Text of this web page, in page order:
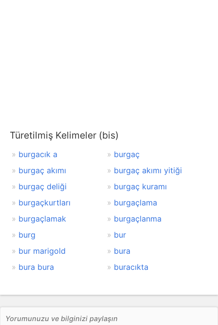
Türetilmiş Kelimeler (bis)
burgacık a
burgaç
burgaç akımı
burgaç akımı yitiği
burgaç deliği
burgaç kuramı
burgaçkurtları
burgaçlama
burgaçlamak
burgaçlanma
burg
bur
bur marigold
bura
bura bura
buracıkta
Yorumunuzu ve bilginizi paylaşın